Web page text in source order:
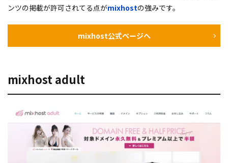
ンツの掲載が許可されてる点がmixhostの強みです。
mixhost公式ページへ
mixhost adult